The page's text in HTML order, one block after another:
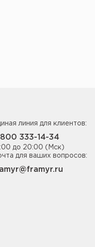
линия для клиентов:
333-14-34
до 20:00 (Мск)
для ваших вопросов: